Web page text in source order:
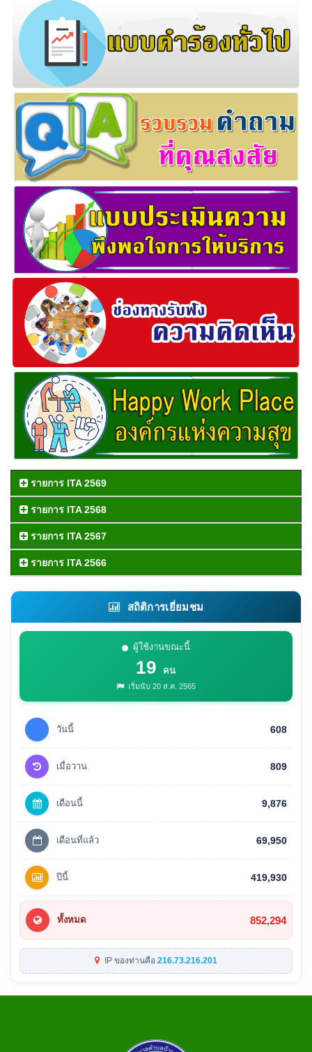
รายการ ITA 2569
รายการ ITA 2568
รายการ ITA 2567
รายการ ITA 2566
สถิติการเยี่ยมชม
ผู้ใช้งานขณะนี้
19 คน
เริ่มนับ 20 ส.ค. 2565
วันนี้ 608
เมื่อวาน 809
เดือนนี้ 9,876
เดือนที่แล้ว 69,950
ปีนี้ 419,930
ทั้งหมด 852,294
IP ของท่านคือ 216.73.216.201